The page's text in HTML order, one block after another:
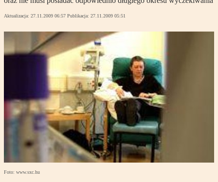
Aktualizacja: 27.11.2009 06:57 Publikacja: 27.11.2009 05:51
Foto: www.sxc.hu